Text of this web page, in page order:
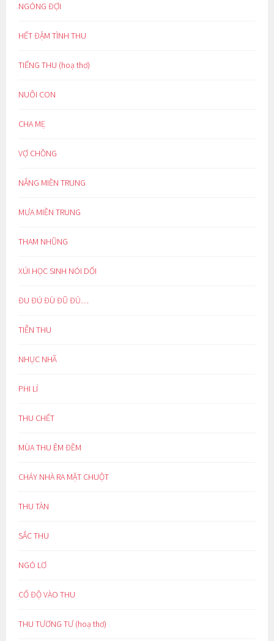
NGÓNG ĐỢI
HẾT ĐẬM TÌNH THU
TIẾNG THU (hoạ thơ)
NUÔI CON
CHA MẸ
VỢ CHỒNG
NẮNG MIỀN TRUNG
MƯA MIỀN TRUNG
THAM NHŨNG
XÚI HỌC SINH NÓI DỐI
ĐU ĐÚ ĐÙ ĐŨ ĐỦ…
TIỄN THU
NHỤC NHÃ
PHI LÍ
THU CHẾT
MÙA THU ÊM ĐỀM
CHÁY NHÀ RA MẶT CHUỘT
THU TÀN
SẮC THU
NGÓ LƠ
CỔ ĐỘ VÀO THU
THU TƯƠNG TƯ (hoạ thơ)